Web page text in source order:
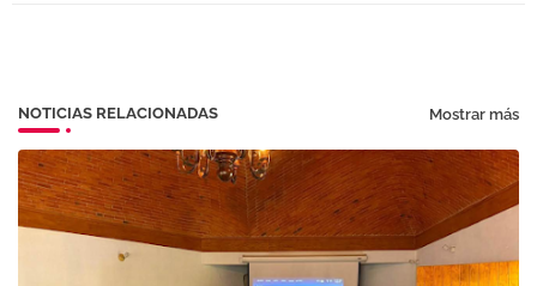
NOTICIAS RELACIONADAS Mostrar más